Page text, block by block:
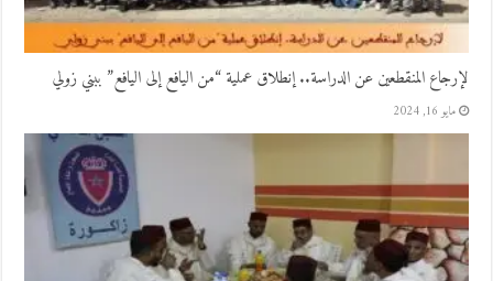
لإرجاع المنقطعين عن الدراسة.. إنطلاق عملية “من اليافع إلى اليافع” ببني زولي
مايو 16, 2024